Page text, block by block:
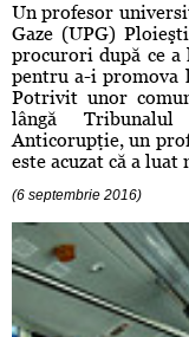
Un profesor
Gaze (UPG)
procurori după ce
pentru a-i promova
Potrivit unor
lângă
Anticorupţie, un
este acuzat că a luat
(6 septembrie 2016)